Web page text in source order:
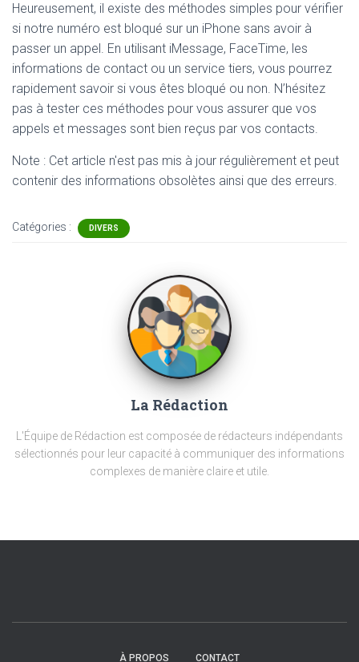
Heureusement, il existe des méthodes simples pour vérifier
si notre numéro est bloqué sur un iPhone sans avoir à
passer un appel. En utilisant iMessage, FaceTime, les
informations de contact ou un service tiers, vous pourrez
rapidement savoir si vous êtes bloqué ou non. N’hésitez
pas à tester ces méthodes pour vous assurer que vos
appels et messages sont bien reçus par vos contacts.
Note : Cet article n'est pas mis à jour régulièrement et peut
contenir des informations obsolètes ainsi que des erreurs.
Catégories : DIVERS
La Rédaction
L'Équipe de Rédaction est composée de rédacteurs indépendants
sélectionnés pour leur capacité à communiquer des informations
complexes de manière claire et utile.
À PROPOS CONTACT